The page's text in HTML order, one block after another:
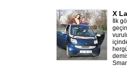
X
İlk